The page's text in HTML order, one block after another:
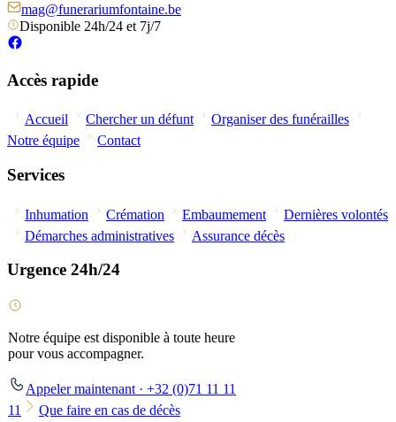
mag@funerariumfontaine.be
Disponible 24h/24 et 7j/7
Accès rapide
Accueil Chercher un défunt
Organiser des funérailles
Notre équipe
Contact
Services
Inhumation Crémation Embaumement
Dernières volontés
Démarches administratives
Assurance décès
Urgence 24h/24
Notre équipe est disponible à toute heure
pour vous accompagner.
Appeler maintenant · +32 (0)71 11 11
11
Que faire en cas de décès